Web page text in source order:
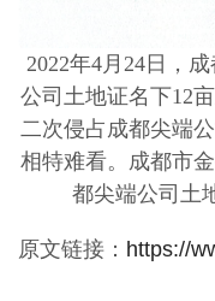
2022年4月24日，
公司土地证名下12
二次侵占成都尖端
相特难看。成都市
都尖端公司土
原文链接： https://